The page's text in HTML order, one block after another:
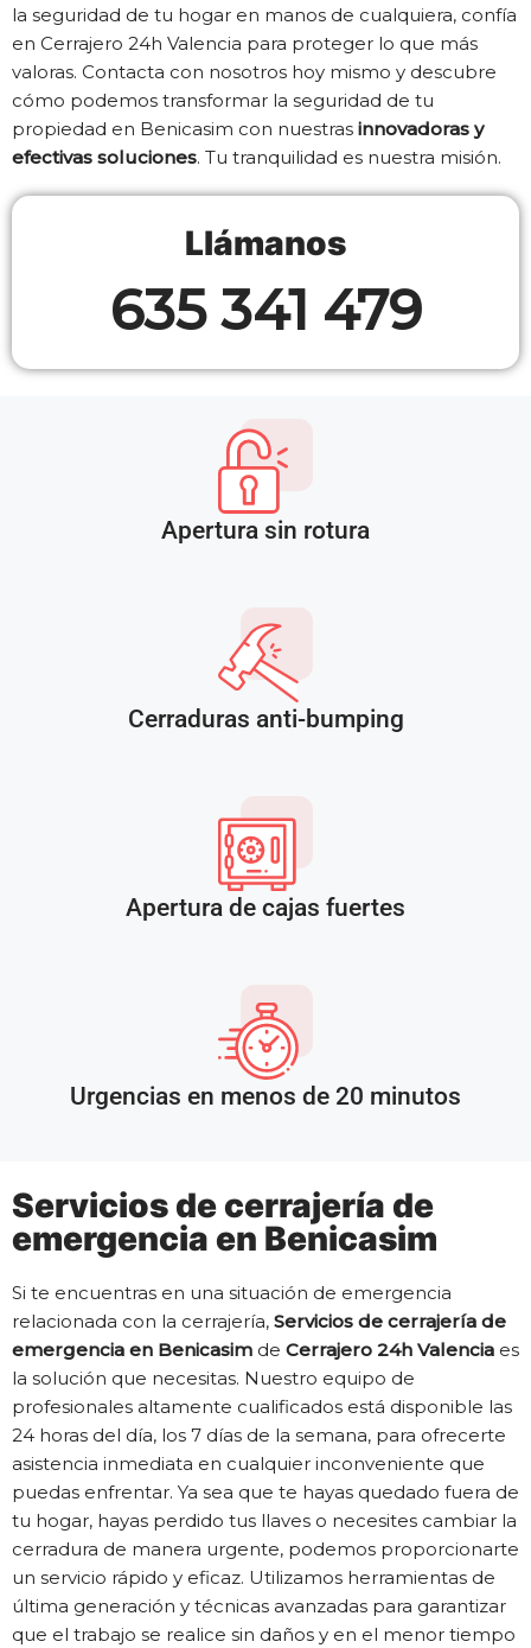
la seguridad de tu hogar en manos de cualquiera, confía
en Cerrajero 24h Valencia para proteger lo que más
valoras. Contacta con nosotros hoy mismo y descubre
cómo podemos transformar la seguridad de tu
propiedad en Benicasim con nuestras innovadoras y
efectivas soluciones. Tu tranquilidad es nuestra misión.
Llámanos
635 341 479
Apertura sin rotura
Cerraduras anti-bumping
Apertura de cajas fuertes
Urgencias en menos de 20 minutos
Servicios de cerrajería de
emergencia en Benicasim
Si te encuentras en una situación de emergencia
relacionada con la cerrajería, Servicios de cerrajería de
emergencia en Benicasim de Cerrajero 24h Valencia es
la solución que necesitas. Nuestro equipo de
profesionales altamente cualificados está disponible las
24 horas del día, los 7 días de la semana, para ofrecerte
asistencia inmediata en cualquier inconveniente que
puedas enfrentar. Ya sea que te hayas quedado fuera de
tu hogar, hayas perdido tus llaves o necesites cambiar la
cerradura de manera urgente, podemos proporcionarte
un servicio rápido y eficaz. Utilizamos herramientas de
última generación y técnicas avanzadas para garantizar
que el trabajo se realice sin daños y en el menor tiempo